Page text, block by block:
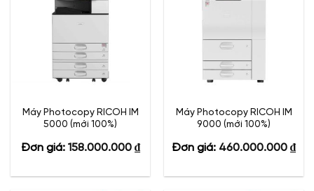
Máy Photocopy RICOH IM
5000 (mới 100%)
Đơn giá: 158.000.000 ₫
Máy Photocopy RICOH IM
9000 (mới 100%)
Đơn giá: 460.000.000 ₫